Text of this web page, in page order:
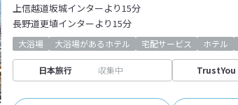
上信越道坂城インターより15分
長野道更埴インターより15分
大浴場 大浴場があるホテル 宅配サービス ホテル
日本旅行 収集中 TrustYou